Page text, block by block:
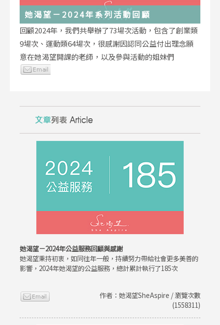
她渴望－2024年系列活動回顧
回顧2024年，我們共舉辦了73場次活動，包含了創業類
9場次、運動類64場次，很感謝因認同公益付出理念願
意在她渴望開課的老師，以及參與活動的姐妹們
她渴望－2024年公益服務回顧與感謝
她渴望秉持初衷，如同往年一般，持續努力帶給社會更多美善的
影響，2024年她渴望的公益服務，總計累計執行了185次
作者：她渴望SheAspire / 瀏覽次數
(1558311)